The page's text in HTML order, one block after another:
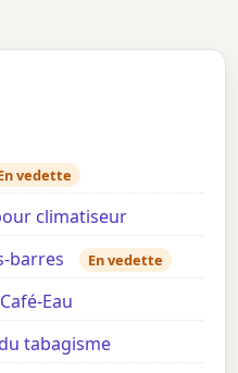
vedette
climatiseur
barres
En vedette
Eau
tabagisme